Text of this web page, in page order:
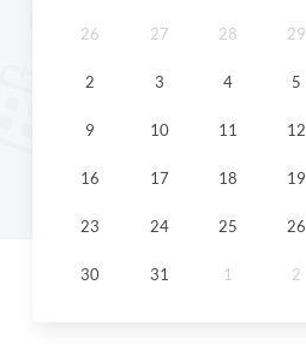
26 27 28 29
2 3 4 5
9 10 11 12
16 17 18 19
23 24 25 26
30 31 1 2